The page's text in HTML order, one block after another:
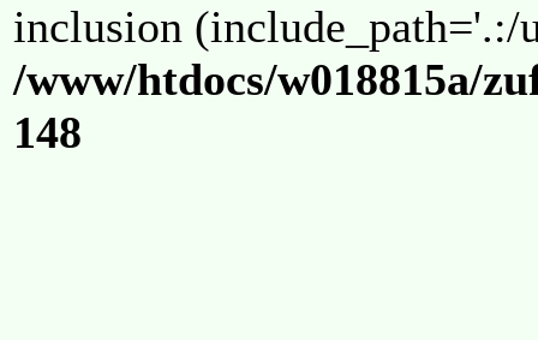
inclusion (include_path='.:/
/www/htdocs/w018815a/
148